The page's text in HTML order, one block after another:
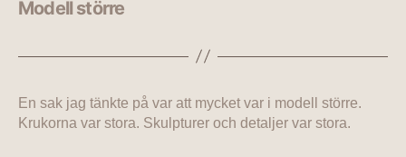
Modell större
En sak jag tänkte på var att mycket var i modell större.
Krukorna var stora. Skulpturer och detaljer var stora.